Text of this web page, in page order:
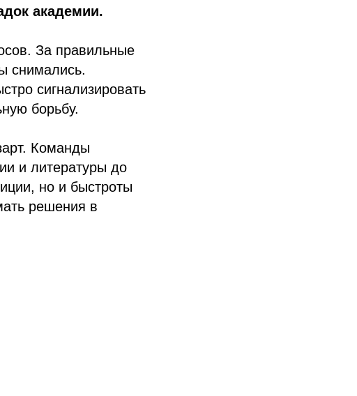
академии.
За правильные
снимались.
сигнализировать
борьбу.
Команды
и литературы до
но и быстроты
решения в